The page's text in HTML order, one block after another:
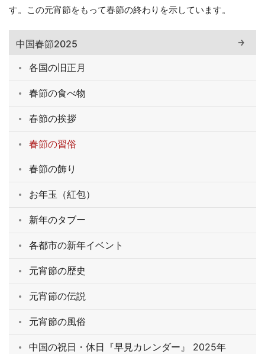
す。この元宵節をもって春節の終わりを示しています。
中国春節2025
各国の旧正月
春節の食べ物
春節の挨拶
春節の習俗
春節の飾り
お年玉（紅包）
新年のタブー
各都市の新年イベント
元宵節の歴史
元宵節の伝説
元宵節の風俗
中国の祝日・休日『早見カレンダー』 2025年